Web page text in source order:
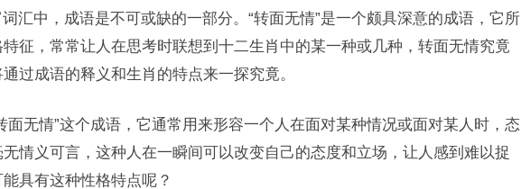
汇中，成语是不可或缺的一部分。“转面无情”是一个颇具深意的成语，它所
征，常常让人在思考时联想到十二生肖中的某一种或几种，转面无情究竟
过成语的释义和生肖的特点来一探究竟。
面无情”这个成语，它通常用来形容一个人在面对某种情况或面对某人时，态
情义可言，这种人在一瞬间可以改变自己的态度和立场，让人感到难以捉
具有这种性格特点呢？